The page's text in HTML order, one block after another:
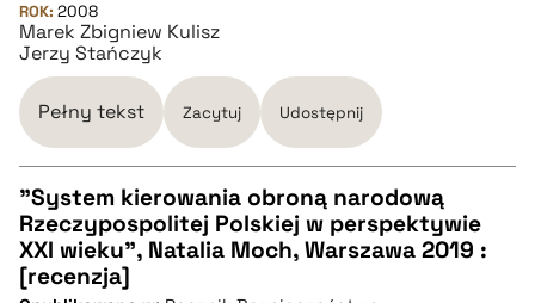
BIBTEX
pobierz cytat
ROK: 2008
Marek Zbigniew Kulisz
Jerzy Stańczyk
Pełny tekst Zacytuj Udostępnij
CZYSTY TEKST
"System kierowania obroną narodową
Rzeczypospolitej Polskiej w perspektywie
XXI wieku", Natalia Moch, Warszawa 2019 :
[recenzja]